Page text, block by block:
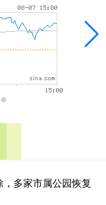
多家市属公园恢复